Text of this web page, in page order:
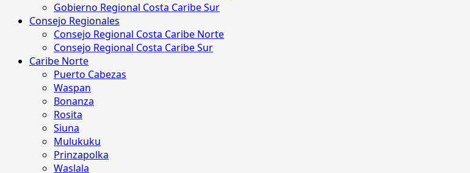
Gobierno Regional Costa Caribe Sur
Consejo Regionales
Consejo Regional Costa Caribe Norte
Consejo Regional Costa Caribe Sur
Caribe Norte
Puerto Cabezas
Waspan
Bonanza
Rosita
Siuna
Mulukuku
Prinzapolka
Waslala